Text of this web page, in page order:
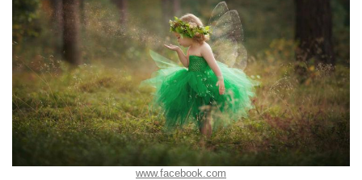
www.facebook.com